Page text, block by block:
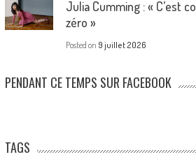
Julia Cumming : « C’est
zéro »
Posted on 9 juillet 2026
PENDANT CE TEMPS SUR FACEBOOK
TAGS